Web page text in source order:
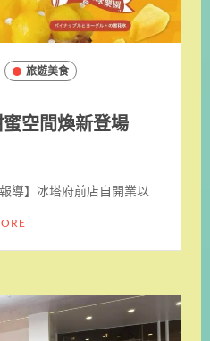
旅遊美食
空間煥新登場
導】冰塔府前店自開業以